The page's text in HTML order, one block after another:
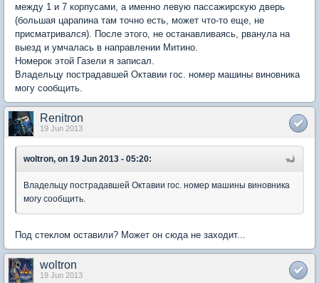
между 1 и 7 корпусами, а именно левую пассажирскую дверь
(большая царапина там точно есть, может что-то еще, не
присматривался). После этого, не останавливаясь, рванула на
выезд и умчалась в направлении Митино.
Номерок этой Газели я записал.
Владельцу пострадавшей Октавии гос. номер машины виновника
могу сообщить.
Renitron
19 Jun 2013
woltron, on 19 Jun 2013 - 05:20:
Владельцу пострадавшей Октавии гос. номер машины виновника
могу сообщить.
Под стеклом оставили? Может он сюда не заходит...
woltron
19 Jun 2013